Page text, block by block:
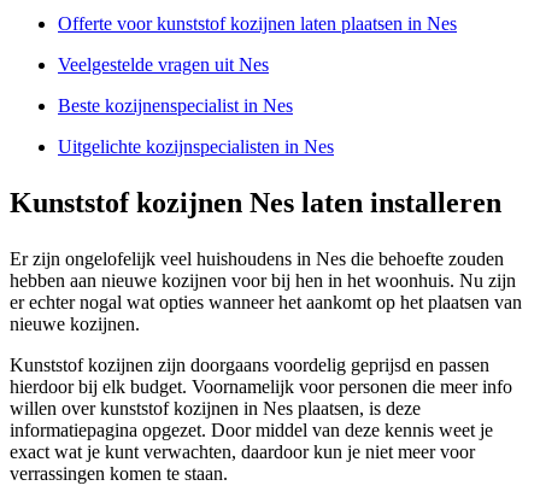
Offerte voor kunststof kozijnen laten plaatsen in Nes
Veelgestelde vragen uit Nes
Beste kozijnenspecialist in Nes
Uitgelichte kozijnspecialisten in Nes
Kunststof kozijnen Nes laten installeren
Er zijn ongelofelijk veel huishoudens in Nes die behoefte zouden
hebben aan nieuwe kozijnen voor bij hen in het woonhuis. Nu zijn
er echter nogal wat opties wanneer het aankomt op het plaatsen van
nieuwe kozijnen.
Kunststof kozijnen zijn doorgaans voordelig geprijsd en passen
hierdoor bij elk budget. Voornamelijk voor personen die meer info
willen over kunststof kozijnen in Nes plaatsen, is deze
informatiepagina opgezet. Door middel van deze kennis weet je
exact wat je kunt verwachten, daardoor kun je niet meer voor
verrassingen komen te staan.